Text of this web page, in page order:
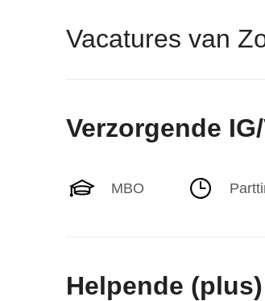
Vacatures van
Verzorgende
MBO
Helpende